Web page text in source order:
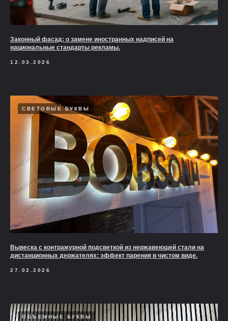
Законный фасад: о замене иностранных надписей на
национальные стандарты рекламы.
12.03.2026
СВЕТОВЫЕ БУКВЫ
Вывеска с контражурной подсветкой из нержавеющей стали на
дистанционных держателях: эффект парения в чистом виде.
27.02.2026
ОБЪЕМНЫЕ БУКВЫ